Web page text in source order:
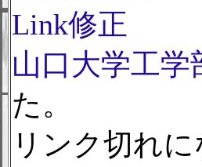
Link修正
山口大学工学
た。
リンク切れ